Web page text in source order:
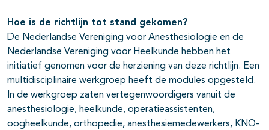
Hoe is de richtlijn tot stand gekomen?
De Nederlandse Vereniging voor Anesthesiologie en de
Nederlandse Vereniging voor Heelkunde hebben het
initiatief genomen voor de herziening van deze richtlijn. Een
multidisciplinaire werkgroep heeft de modules opgesteld.
In de werkgroep zaten vertegenwoordigers vanuit de
anesthesiologie, heelkunde, operatieassistenten,
oogheelkunde, orthopedie, anesthesiemedewerkers, KNO-